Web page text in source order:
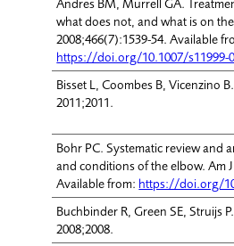
what does not, and what is on
2008;466(7):1539-54. Available
https://doi.org/10.1007/s11999-
Bisset L, Coombes B, Vicenzino
2011;2011.
Bohr PC. Systematic review and
and conditions of the elbow. Am
Available from: https://doi.org/
Buchbinder R, Green SE, Struijs
2008;2008.